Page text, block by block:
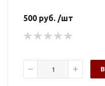
500 руб. /шт